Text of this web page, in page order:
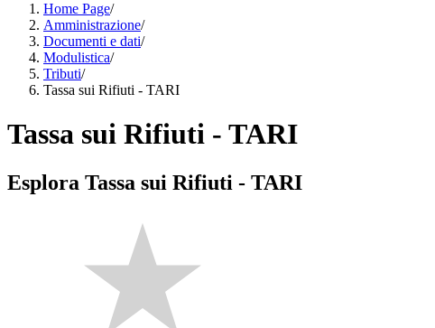
Home Page/
Amministrazione/
Documenti e dati/
Modulistica/
Tributi/
Tassa sui Rifiuti - TARI
Tassa sui Rifiuti - TARI
Esplora Tassa sui Rifiuti - TARI